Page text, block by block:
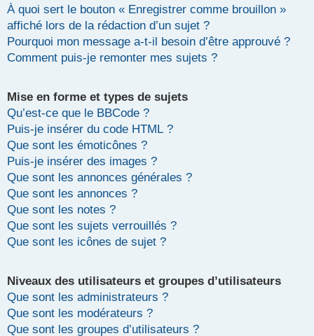
À quoi sert le bouton « Enregistrer comme brouillon »
affiché lors de la rédaction d’un sujet ?
Pourquoi mon message a-t-il besoin d’être approuvé ?
Comment puis-je remonter mes sujets ?
Mise en forme et types de sujets
Qu’est-ce que le BBCode ?
Puis-je insérer du code HTML ?
Que sont les émoticônes ?
Puis-je insérer des images ?
Que sont les annonces générales ?
Que sont les annonces ?
Que sont les notes ?
Que sont les sujets verrouillés ?
Que sont les icônes de sujet ?
Niveaux des utilisateurs et groupes d’utilisateurs
Que sont les administrateurs ?
Que sont les modérateurs ?
Que sont les groupes d’utilisateurs ?